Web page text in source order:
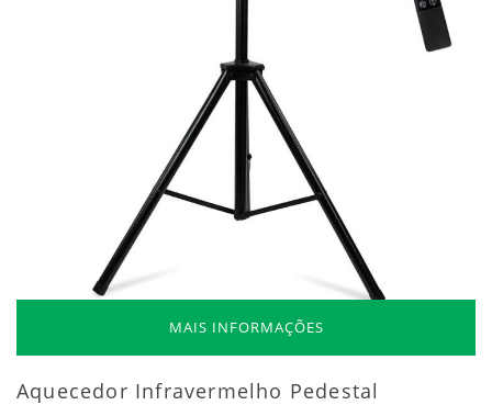
MAIS INFORMAÇÕES
Aquecedor Infravermelho Pedestal